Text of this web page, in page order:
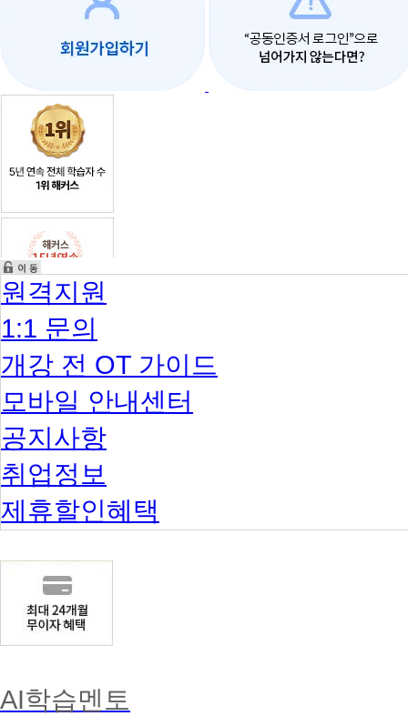
원격지원
1:1 문의
개강 전 OT 가이드
모바일 안내센터
공지사항
취업정보
제휴할인혜택
AI학습멘토